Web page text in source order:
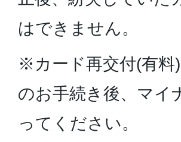
はできません。
※カード再交付(有料
のお手続き後、マイ
ってください。